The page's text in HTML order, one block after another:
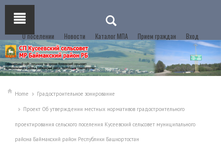
О поселении Новости Каталог МПА Прием граждан Вход
Home Градостроительное зонирование
Проект Об утверждении местных нормативов градостроительного
проектирования сельского поселения Кусеевский сельсовет муниципального
района Баймакский район Республики Башкортостан